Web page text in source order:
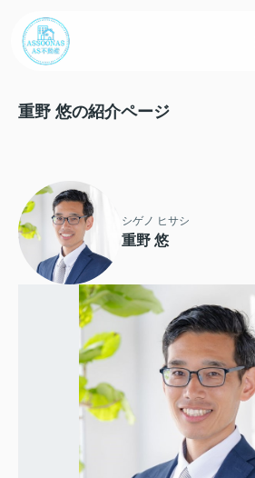
重野 悠の紹介ページ
シゲノ ヒサシ
重野 悠